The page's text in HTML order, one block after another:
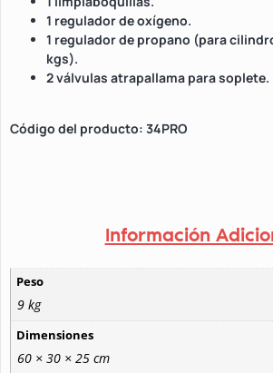
1 regulador de oxígeno.
1 regulador de propano (para
kgs).
2 válvulas atrapallama para soplete.
Código del producto: 34PRO
Información
Peso
9 kg
Dimensiones
60 × 30 × 25 cm